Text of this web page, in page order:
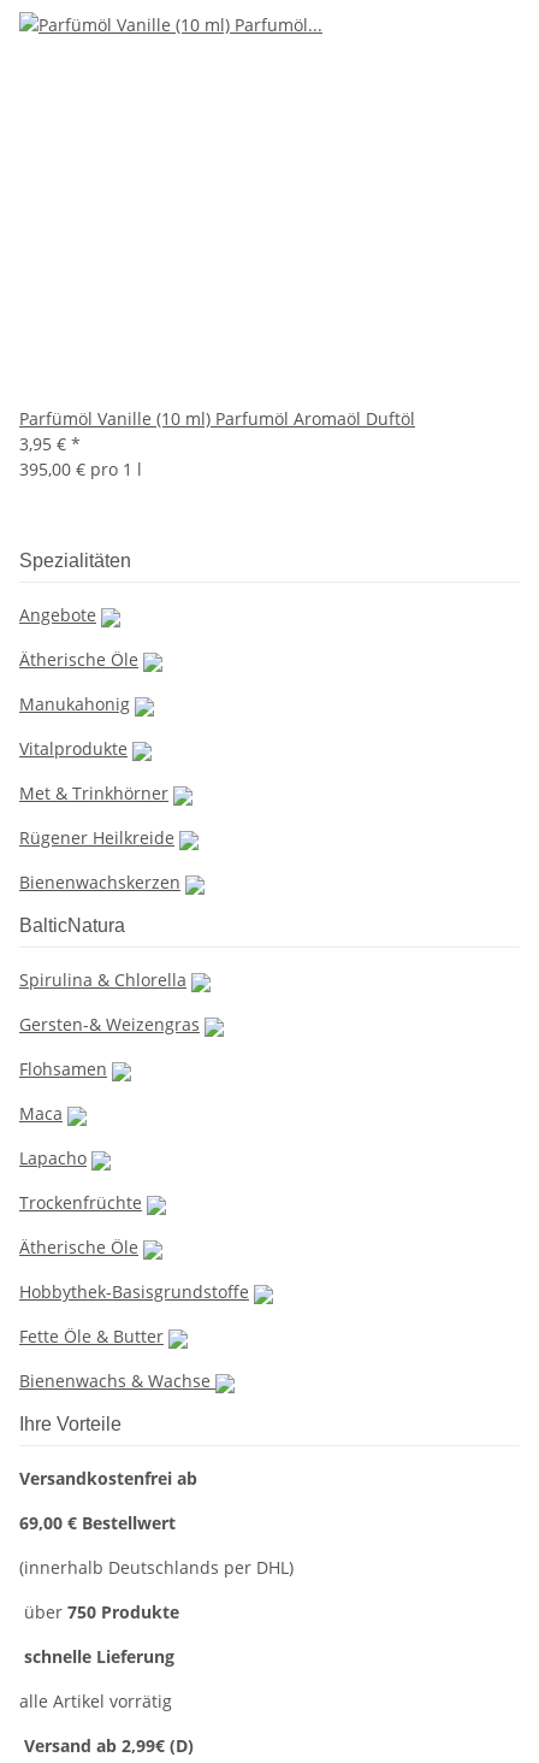
Parfümöl Vanille (10 ml) Parfumöl Aromaöl Duftöl
3,95 € *
395,00 € pro 1 l
Spezialitäten
Angebote
Ätherische Öle
Manukahonig
Vitalprodukte
Met & Trinkhörner
Rügener Heilkreide
Bienenwachskerzen
BalticNatura
Spirulina & Chlorella
Gersten-& Weizengras
Flohsamen
Maca
Lapacho
Trockenfrüchte
Ätherische Öle
Hobbythek-Basisgrundstoffe
Fette Öle & Butter
Bienenwachs & Wachse
Ihre Vorteile
Versandkostenfrei ab
69,00 € Bestellwert
(innerhalb Deutschlands per DHL)
über 750 Produkte
schnelle Lieferung
alle Artikel vorrätig
Versand ab 2,99€ (D)